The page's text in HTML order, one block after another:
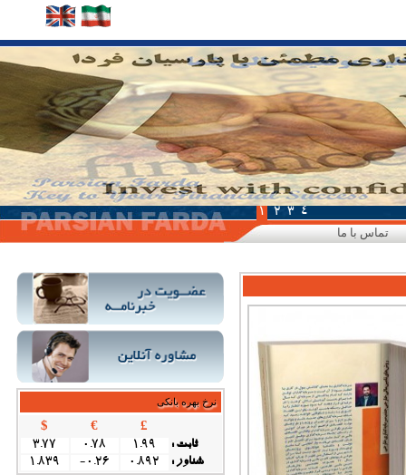
1 2 3 4
تماس با ما
نرخ بهره بانکی
$ €
£
3.77
0.78 1.99
: ثابت
1.839
-0.26 0.892 : شناور